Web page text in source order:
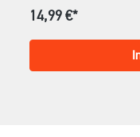
14,99 €*